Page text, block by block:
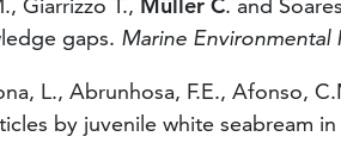
Giarrizzo T., Müller C. and
gaps. Marine Environmental
L., Abrunhosa, F.E., Afonso,
by juvenile white seabream